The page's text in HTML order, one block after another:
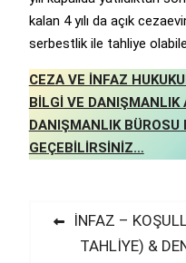
kalan 4 yılı da açık
serbestlik ile tahliye
CEZA VE İNFAZ
BİLGİ VE DANIŞMANLIK
DANIŞMANLIK
GEÇEBİLİRSİNİZ…
Yazı
gezinmesi
Previous
post:
İNFAZ –
TAHLİYE) &